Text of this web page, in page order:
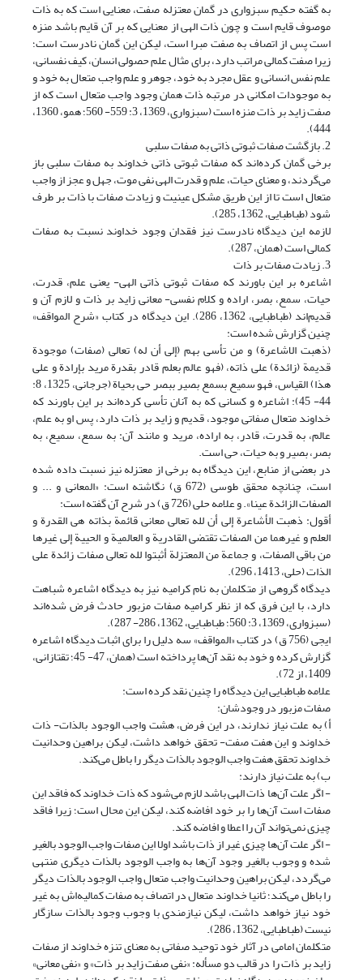
به گفته حکیم سبزواری در گمان معتزله صفت، معنایی است که به ذات
موصوف قایم است و چون ذات الهی از معنایی که بر آن قایم باشد منزه
است پس از اتصاف به صفت مبرا است، لیکن این گمان نادرست است؛
زیرا صفت کمالی مراتب دارد، برای مثال علم حصولی انسان، کیف نفسانی،
علم نفس انسانی و عقل مجرد به خود، جوهر و علم واجب متعال به خود و
به موجودات امکانی در مرتبه ذات همان وجود واجب متعال است که از
صفت زاید بر ذات منزه است (سبزواری، 1369، 3: 559- 560؛ همو، 1360،
444).
2. بازگشت صفات ثبوتی ذاتی به صفات سلبی
برخی گمان کرده‌اند که صفات ثبوتی ذاتی خداوند به صفات سلبی باز
می‌گردند، و معنای حیات، علم و قدرت الهی نفی موت، جهل و عجز از واجب
متعال است تا از این طریق مشکل عینیت و زیادت صفات با ذات بر طرف
شود (طباطبایی، 1362، 285).
لازمه این دیدگاه نادرست نیز فقدان وجود خداوند نسبت به صفات
کمالی است (همان، 287).
3. زیادت صفات بر ذات
اشاعره بر این باورند که صفات ثبوتی ذاتی الهی- یعنی علم، قدرت،
حیات، سمع، بصر، اراده و کلام نفسی- معانی زاید بر ذات و لازم آن و
قدیم‌اند (طباطبایی، 1362، 286). این دیدگاه در کتاب «شرح المواقف»
چنین گزارش شده است:
(ذهبت الاشاعرة) و من تأسى بهم (إلى أن له) تعالى (صفات) موجودة
قدیمة (زائدة) على ذاته، (فهو عالم بعلم قادر بقدرة مرید بإرادة و على
هذا) القیاس، فهو سمیع بسمع بصیر ببصر حی بحیاة (جرجانی، 1325، 8:
44- 45): اشاعره و کسانی که به آنان تأسی کرده‌اند بر این باورند که
خداوند متعال صفاتی موجود، قدیم و زاید بر ذات دارد، پس او به علم،
عالم، به قدرت، قادر، به اراده، مرید و مانند آن: به سمع، سمیع، به
بصر، بصیر و به حیات، حی است.
در بعضی از منابع، این دیدگاه به برخی از معتزله نیز نسبت داده شده
است، چنانچه محقق طوسی (672 ق) نگاشته است: «المعانی و ... و
الصفات الزائدة عینا». و علامه حلی (726 ق) در شرح آن گفته است:
أقول: ذهبت الأشاعرة إلى أن لله تعالى معانی قائمة بذاته هی القدرة و
العلم و غیرهما من الصفات تقتضی القادریة و العالمیة و الحییة إلى غیرها
من باقی الصفات، و جماعة من المعتزلة أثبتوا لله تعالى صفات زائدة على
الذات (حلی، 1413، 296).
دیدگاه گروهی از متکلمان به نام کرامیه نیز به دیدگاه اشاعره شباهت
دارد، با این فرق که از نظر کرامیه صفات مزبور حادث فرض شده‌اند
(سبزواری، 1369، 3: 560؛ طباطبایی، 1362، 286- 287).
ایجی (756 ق) در کتاب «المواقف» سه دلیل را برای اثبات دیدگاه اشاعره
گزارش کرده و خود به نقد آن‌ها پرداخته است (همان، 47- 45؛ تقتازانی،
1409، از 72).
علامه طباطبایی این دیدگاه را چنین نقد کرده است:
صفات مزبور در وجودشان:
أ) به علت نیاز ندارند، در این فرض، هشت واجب الوجود بالذات- ذات
خداوند و این هفت صفت- تحقق خواهد داشت، لیکن براهین وحدانیت
خداوند تحقق هفت واجب الوجود بالذات دیگر را باطل می‌کند.
ب) به علت نیاز دارند:
- اگر علت آن‌ها ذات الهی باشد لازم می‌شود که ذات خداوند که فاقد این
صفات است آن‌ها را بر خود افاضه کند، لیکن این محال است؛ زیرا فاقد
چیزی نمی‌تواند آن را اعطا و افاضه کند.
- اگر علت آن‌ها چیزی غیر از ذات باشد اولا این صفات واجب الوجود بالغیر
شده و وجوب بالغیر وجود آن‌ها به واجب الوجود بالذات دیگری منتهی
می‌گردد، لیکن براهین وحدانیت واجب متعال واجب الوجود بالذات دیگر
را باطل می‌کند؛ ثانیا خداوند متعال در اتصاف به صفات کمالیه‌اش به غیر
خود نیاز خواهد داشت، لیکن نیازمندی با وجوب وجود بالذات سازگار
نیست (طباطبایی، 1362، 286).
متکلمان امامی در آثار خود توحید صفاتی به معنای تنزه خداوند از صفات
زاید بر ذات را در قالب دو مسأله: «نفی صفت زاید بر ذات» و «نفی معانی»